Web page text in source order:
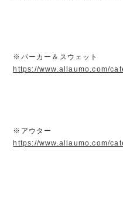
※パーカー＆スウェット
https://www.allaumo.com/
※アウター
https://www.allaumo.com/